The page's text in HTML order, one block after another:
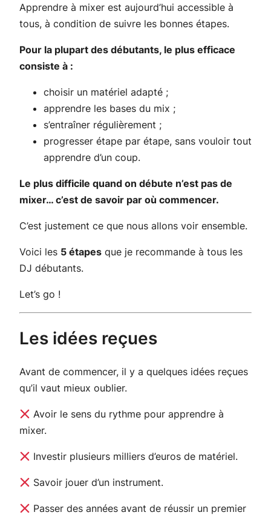
Apprendre à mixer est aujourd’hui accessible à
tous, à condition de suivre les bonnes étapes.
Pour la plupart des débutants, le plus efficace
consiste à :
choisir un matériel adapté ;
apprendre les bases du mix ;
s’entraîner régulièrement ;
progresser étape par étape, sans vouloir tout
apprendre d’un coup.
Le plus difficile quand on débute n’est pas de
mixer… c’est de savoir par où commencer.
C’est justement ce que nous allons voir ensemble.
Voici les 5 étapes que je recommande à tous les
DJ débutants.
Let’s go !
Les idées reçues
Avant de commencer, il y a quelques idées reçues
qu’il vaut mieux oublier.
Avoir le sens du rythme pour apprendre à
mixer.
Investir plusieurs milliers d’euros de matériel.
Savoir jouer d’un instrument.
Passer des années avant de réussir un premier